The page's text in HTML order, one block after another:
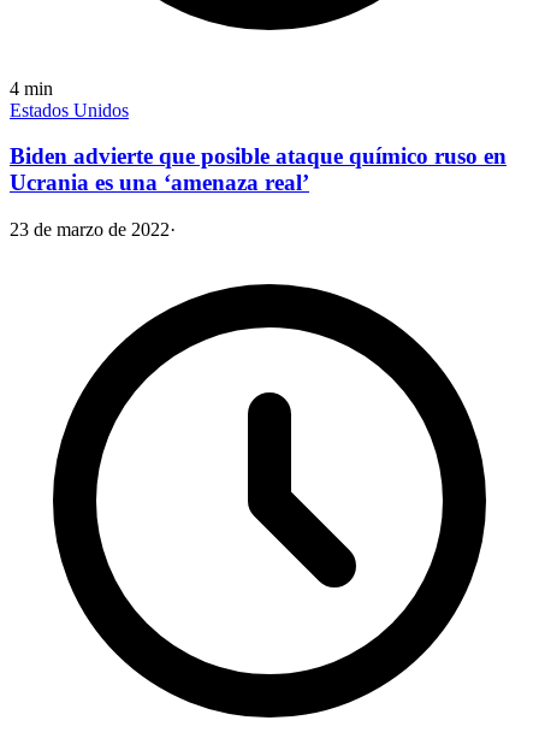
4 min
Estados Unidos
Biden advierte que posible ataque químico ruso en
Ucrania es una ‘amenaza real’
23 de marzo de 2022·